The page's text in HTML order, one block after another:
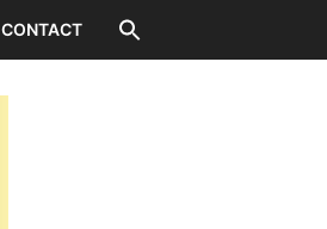
CONTACT